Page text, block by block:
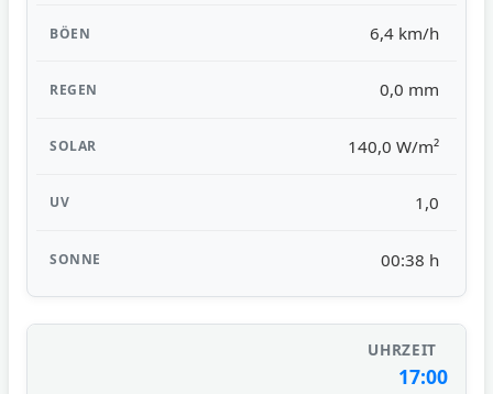
6,4 km/h
0,0 mm
140,0 W/m²
1,0
00:38 h
17:00